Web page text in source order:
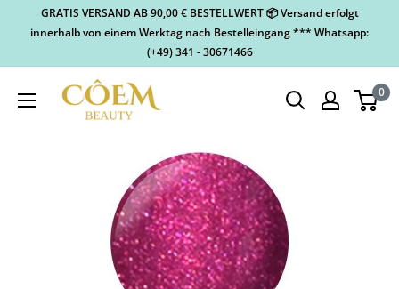
GRATIS VERSAND AB 90,00 € BESTELLWERT 📦 Versand erfolgt
innerhalb von einem Werktag nach Bestelleingang *** Whatsapp:
(+49) 341 - 30671466
0